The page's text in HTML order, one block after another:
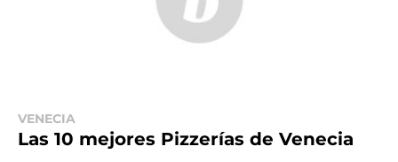
VENECIA
Las 10 mejores Pizzerías de Venecia